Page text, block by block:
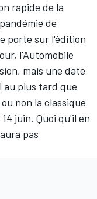
rapide de la
de
porte sur l'édition
l'Automobile
mais une date
au plus tard que
non la classique
juin. Quoi qu'il en
pas